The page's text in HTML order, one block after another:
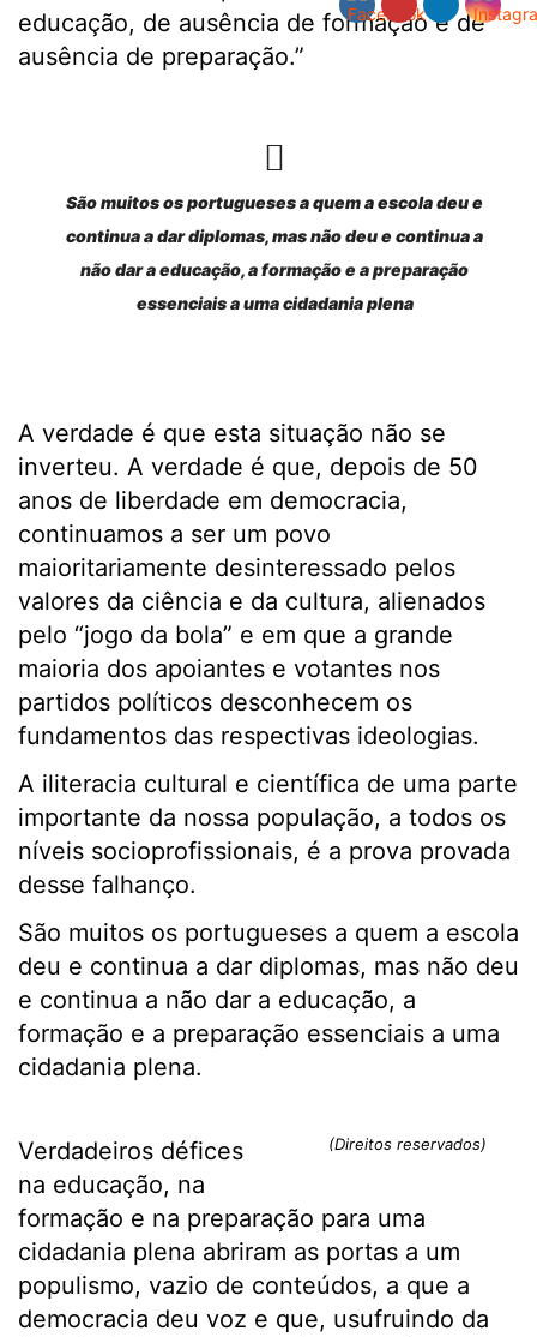
educação, de ausência de formação e de
ausência de preparação.”
São muitos os portugueses a quem a escola deu e
continua a dar diplomas, mas não deu e continua a
não dar a educação, a formação e a preparação
essenciais a uma cidadania plena
A verdade é que esta situação não se
inverteu. A verdade é que, depois de 50
anos de liberdade em democracia,
continuamos a ser um povo
maioritariamente desinteressado pelos
valores da ciência e da cultura, alienados
pelo “jogo da bola” e em que a grande
maioria dos apoiantes e votantes nos
partidos políticos desconhecem os
fundamentos das respectivas ideologias.
A iliteracia cultural e científica de uma parte
importante da nossa população, a todos os
níveis socioprofissionais, é a prova provada
desse falhanço.
São muitos os portugueses a quem a escola
deu e continua a dar diplomas, mas não deu
e continua a não dar a educação, a
formação e a preparação essenciais a uma
cidadania plena.
(Direitos reservados)
Verdadeiros défices
na educação, na
formação e na preparação para uma
cidadania plena abriram as portas a um
populismo, vazio de conteúdos, a que a
democracia deu voz e que, usufruindo da